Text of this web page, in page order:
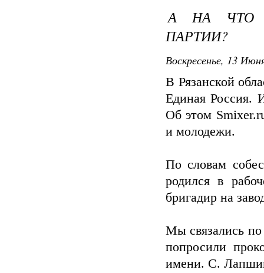
А НА ЧТО
ПАРТИИ?
Воскресенье, 13
В Рязанской
Единая Россия.
Об этом
и молодежи.
По словам
родился в
бригадир на
Мы связались
попросили
имени. С.